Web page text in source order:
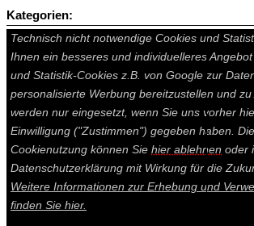
Auf dieser Seite werden technisch notwendige
Technisch nicht notwendige Cookies und
Ihnen ein besseres und individuelleres
und Statistik-Cookies z.B. von Google zur
personalisierte Werbung bereitzustellen und zu
werden nur eingesetzt, wenn Sie uns vorher
Einwilligung ("Zustimmen") gegeben haben.
Cookienutzung können Sie hier ablehnen oder
Datenschutzerklärung mit Wirkung für die
Weitere Informationen zur Erhebung und
finden Sie hier.
Kategorien: